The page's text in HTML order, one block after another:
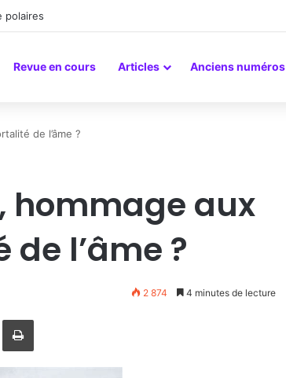
polaires
Revue en cours Articles Anciens numéros
de l’âme ?
hommage aux
l’âme ?
2 874 4 minutes de lecture
par email Imprimer